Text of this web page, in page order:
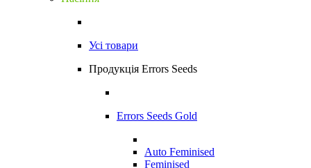
Усі товари
Продукція Errors Seeds
Errors Seeds Gold
Auto Feminised
Feminised